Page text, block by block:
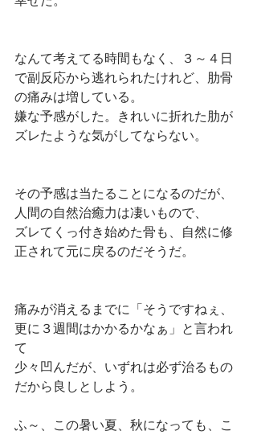
なんて考えてる時間もなく、３～４日
で副反応から逃れられたけれど、肋骨
の痛みは増している。
嫌な予感がした。きれいに折れた肋が
ズレたような気がしてならない。
その予感は当たることになるのだが、
人間の自然治癒力は凄いもので、
ズレてくっ付き始めた骨も、自然に修
正されて元に戻るのだそうだ。
痛みが消えるまでに「そうですねぇ、
更に３週間はかかるかなぁ」と言われ
て
少々凹んだが、いずれは必ず治るもの
だから良しとしよう。
ふ～、この暑い夏、秋になっても、こ